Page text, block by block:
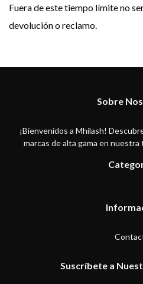
Fuera de este tiempo límite no
devolución o reclamo.
Sobre
¡Bienvenidos a Mhilash!
marcas de alta gama en
Suscríbete a